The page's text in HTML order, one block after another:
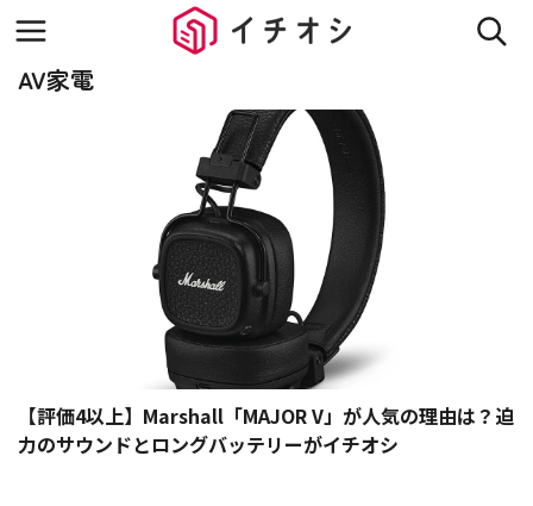
AV家電
【評価4以上】Marshall「MAJOR V」が人気の理由は？迫
力のサウンドとロングバッテリーがイチオシ